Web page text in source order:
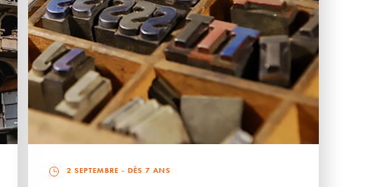
2 SEPTEMBRE - DÈS 7 ANS